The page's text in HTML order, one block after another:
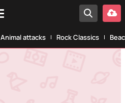
Animal attacks Rock Classics